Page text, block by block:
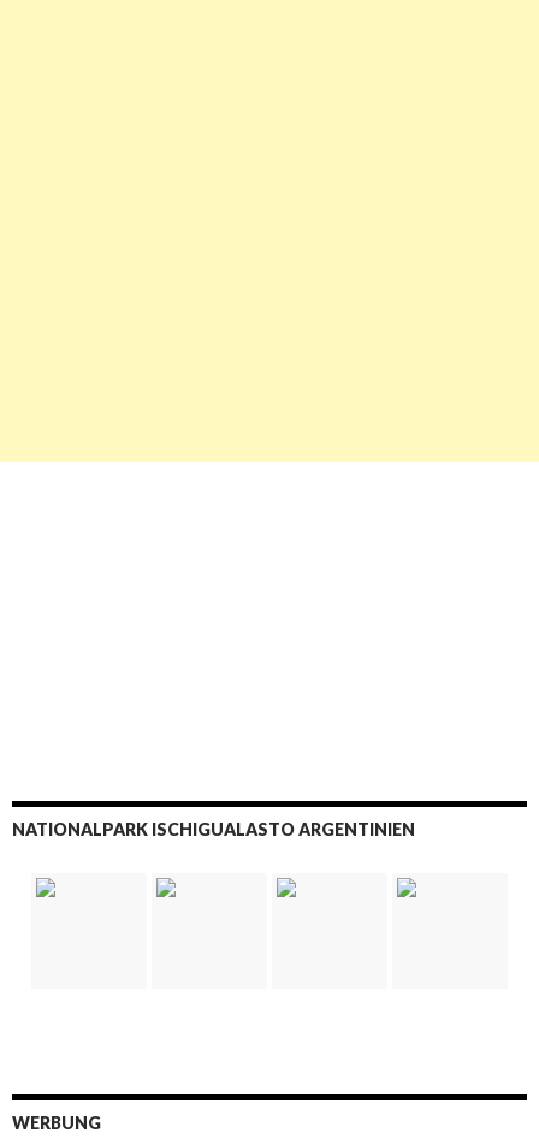
NATIONALPARK ISCHIGUALASTO ARGENTINIEN
WERBUNG